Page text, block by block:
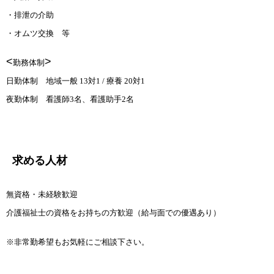
・排泄の介助
・オムツ交換 等
<勤務体制 >
日勤体制 地域一般 13対1 / 療養 20対1
夜勤体制 看護師3名、看護助手2名
求める人材
無資格・未経験歓迎
介護福祉士の資格をお持ちの方歓迎（給与面での優遇あり）
※非常勤希望もお気軽にご相談下さい。